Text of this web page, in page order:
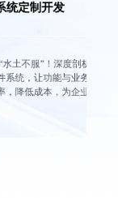
立即查看
业需求，
程完美契
展注入强